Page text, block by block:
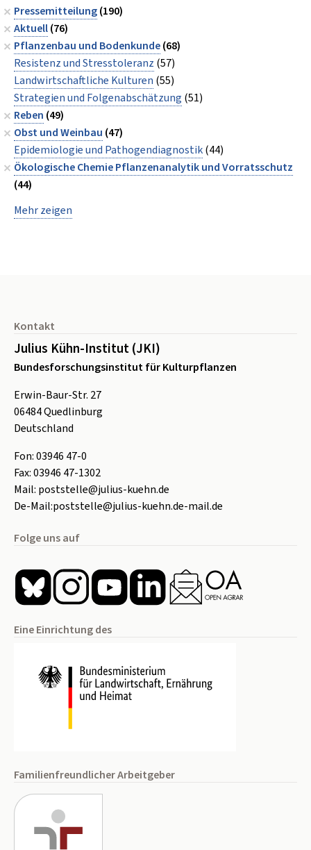
Pressemitteilung(190)
Aktuell(76)
Pflanzenbau und Bodenkunde(68)
Resistenz und Stresstoleranz (57)
Landwirtschaftliche Kulturen (55)
Strategien und Folgenabschätzung (51)
Reben (49)
Obst und Weinbau (47)
Epidemiologie und Pathogendiagnostik(44)
Ökologische Chemie Pflanzenanalytik und Vorratsschutz
(44)
Mehr zeigen
Kontakt
Julius Kühn-Institut (JKI)
Bundesforschungsinstitut für Kulturpflanzen
Erwin-Baur-Str. 27
06484Quedlinburg
Deutschland
Fon:03946 47-0
Fax:03946 47-1302
Mail: poststelle@julius-kuehn.de
De-Mail:poststelle@julius-kuehn.de-mail.de
Folge uns auf
Eine Einrichtung des
Familienfreundlicher Arbeitgeber